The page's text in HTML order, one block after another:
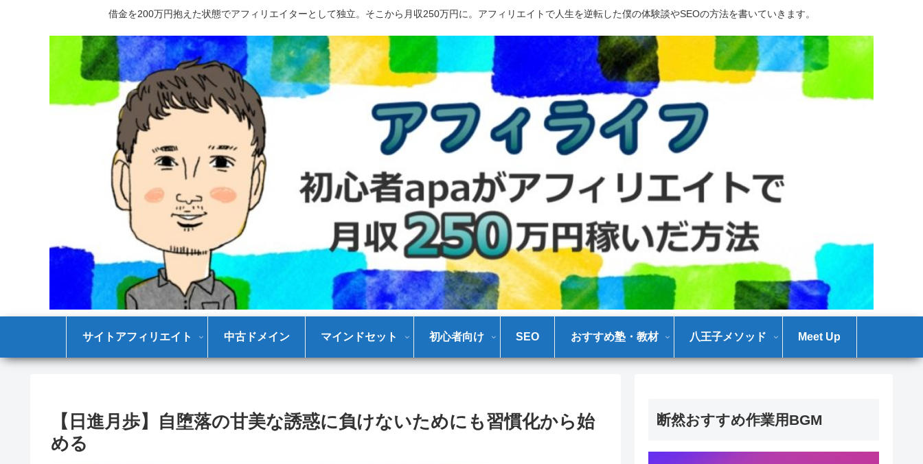
借金を200万円抱えた状態でアフィリエイターとして独立。そこから月収250万円に。アフィリエイトで人生を逆転した僕の体験談やSEOの方法を書いていきます。
サイトアフィリエイト 中古ドメイン マインドセット 初心者向け SEO おすすめ塾・教材 八王子メソッド Meet Up
【日進月歩】自堕落の甘美な誘惑に負けないためにも習慣化から始
める
断然おすすめ作業用BGM